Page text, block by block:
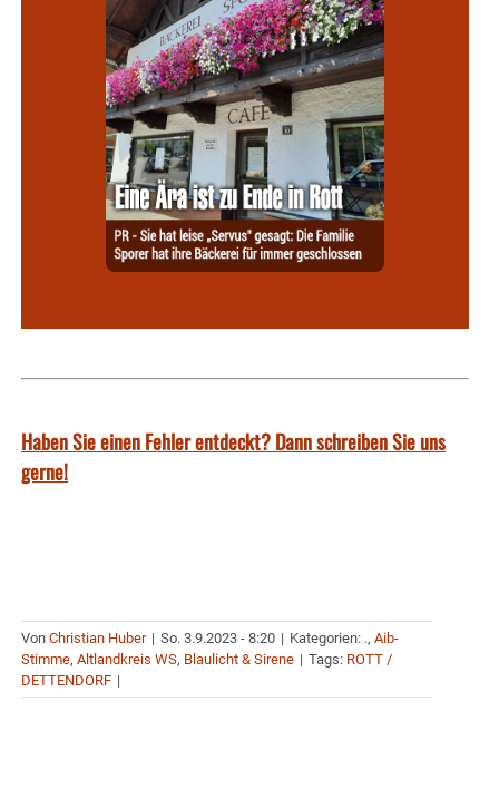
Haben Sie einen Fehler entdeckt? Dann schreiben Sie uns
gerne!
Von Christian Huber | So. 3.9.2023 - 8:20 | Kategorien: ., Aib-
Stimme, Altlandkreis WS, Blaulicht & Sirene | Tags: ROTT /
DETTENDORF |